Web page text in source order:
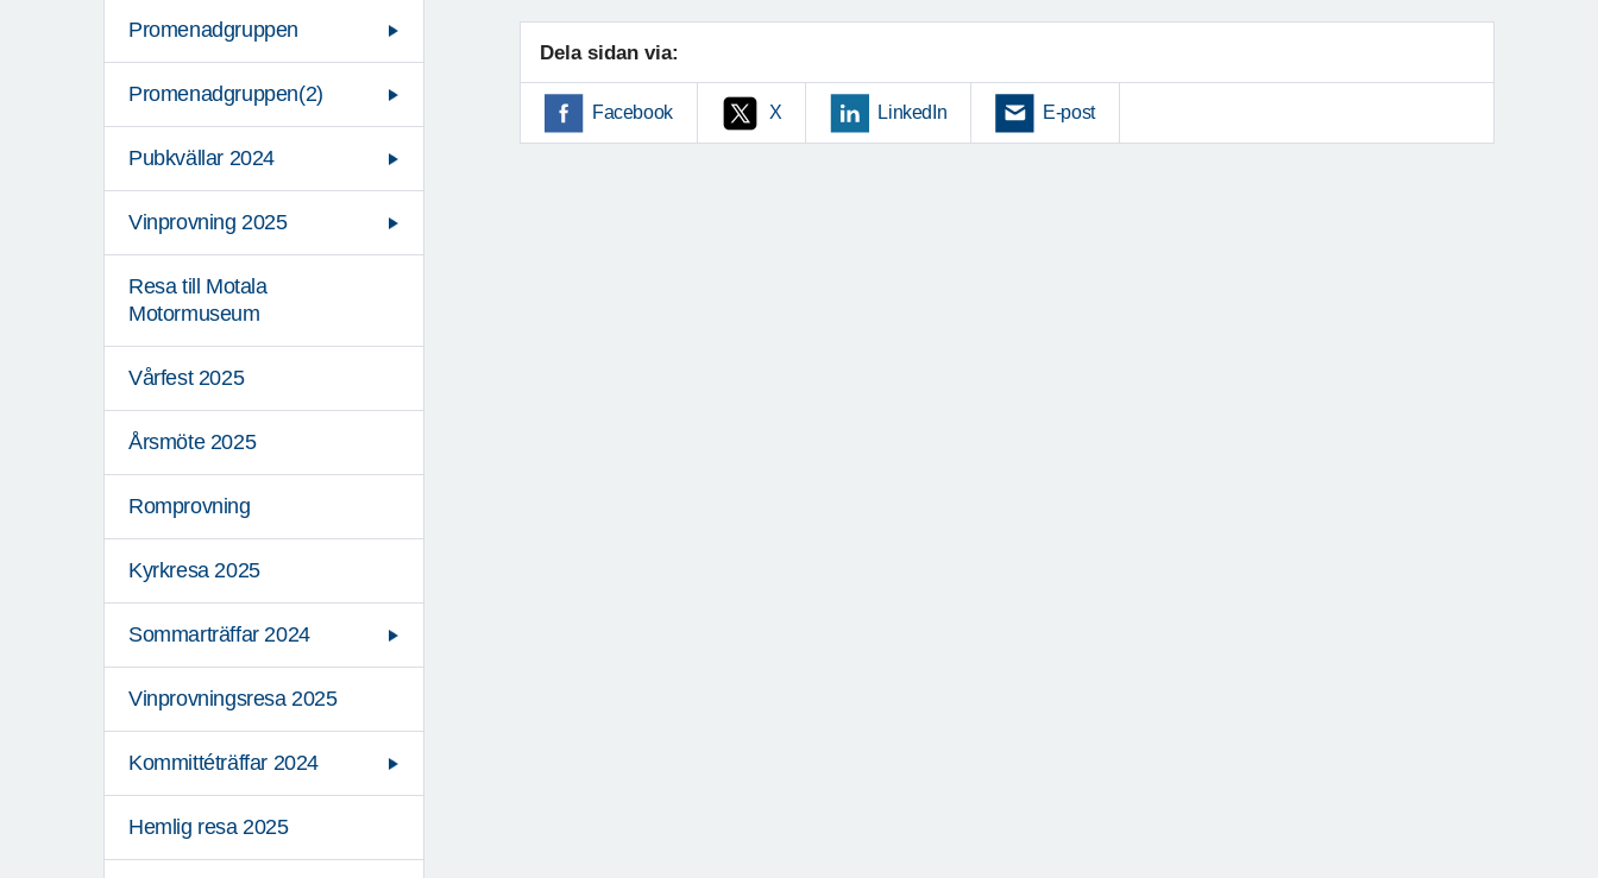
Promenadgruppen
Promenadgruppen(2)
Pubkvällar 2024
Vinprovning 2025
Resa till Motala
Motormuseum
Vårfest 2025
Årsmöte 2025
Romprovning
Kyrkresa 2025
Sommarträffar 2024
Vinprovningsresa 2025
Kommittéträffar 2024
Hemlig resa 2025
Dela sidan via:
Facebook X LinkedIn E-post